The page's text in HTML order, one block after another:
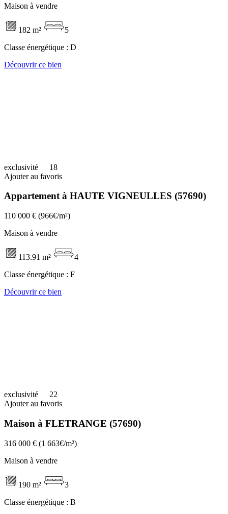
Maison à vendre
182 m²
5
Classe énergétique : D
Découvrir ce bien
exclusivité
18
Ajouter au favoris
Appartement à HAUTE VIGNEULLES (57690)
110 000 € (966€/m²)
Maison à vendre
113.91 m²
4
Classe énergétique : F
Découvrir ce bien
exclusivité
22
Ajouter au favoris
Maison à FLETRANGE (57690)
316 000 € (1 663€/m²)
Maison à vendre
190 m²
3
Classe énergétique : B